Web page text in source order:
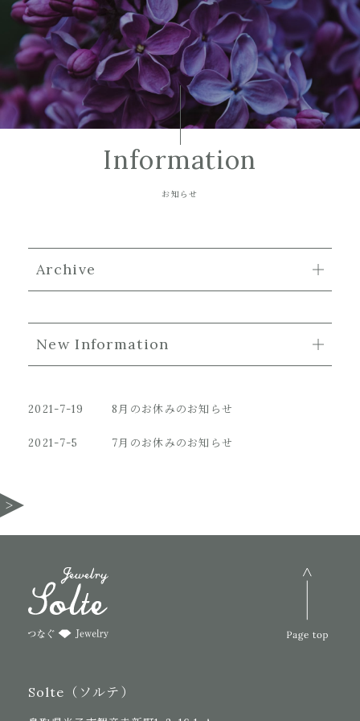
Information
お知らせ
Archive
New Information
2021-7-19 8月のお休みのお知らせ
2021-7-5 7月のお休みのお知らせ
Solte（ソルテ）